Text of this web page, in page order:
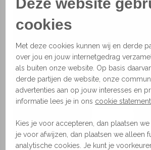
Lampen
cookies
Met deze cookies kunnen wij en derde
over jou en jouw internetgedrag
als buiten onze website. Op basis
derde partijen de website, onze
advertenties aan op jouw interesses en
informatie lees je in ons cookie statement
Kies je voor accepteren, dan plaatsen
je voor afwijzen, dan plaatsen we alleen
analytische cookies. Je kunt je